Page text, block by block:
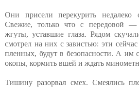
Они присели перекурить
Свежие, только что с передовой —
жгуты, уставшие глаза. Рядом
смотрел на них с завистью: эти
пленных, будут в безопасности. А им
окопы, кормить вшей и ждать
Тишину разорвал смех. Смеялись